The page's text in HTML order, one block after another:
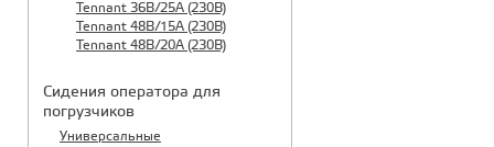
Tennant 36B/25A (230B)
Tennant 48B/15A (230B)
Tennant 48B/20A (230B)
Сидения оператора для
погрузчиков
Универсальные